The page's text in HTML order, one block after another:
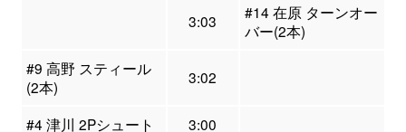
3:03
#14 在原 ターンオー
バー(2本)
#9 高野 スティール
(2本)
3:02
#4 津川 2Pシュート
3:00